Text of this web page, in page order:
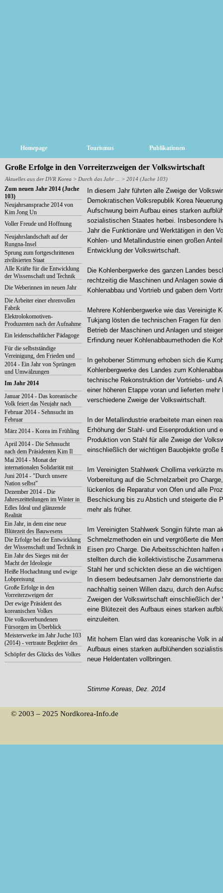
Homepage Tourismus Publikationen
Große Erfolge in den Vorreiterzweigen der Volkswirtschaft
Aktuelles aus der DVR Korea > Durch das Jahr ... > 2014 (Juche 103)
Zum neuen Jahr 2014 (Juche
103)
Neujahrsansprache 2014 von
Kim Jong Un
Voller Freude und Hoffnung
Neujahrslandschaft auf der
Rungna-Insel
Sprung zum fortgeschrittenen
zivilisierten Staat
Alle Kräfte für die Entwicklung
der Wissenschaft und Technik
Die Weberinnen im neuen Jahr
Die Arbeiter einer ehrenvollen
Fabrik
Elektrolokomotiven-
Produzenten nach der Aufnahme
der Neujahrsansprache
Ein leidenschaftlicher Pädagoge
Für die selbstständige
Vereinigung, den Frieden und
das Gedeihen Koreas
2014 - Ein Jahr von Sprüngen
und Umwälzungen
Im Jahr 2014
Januar 2014 - Das koreanische
Volk feiert das Neujahr nach
dem Mondkalender
Februar 2014 - Sehnsucht im
Februar
März 2014 - Korea im Frühling
April 2014 - Die Sehnsucht
nach dem Präsidenten Kim Il
Sung
Mai 2014 - Monat der
internationalen Solidarität mit
dem koreanischen Volk
Juni 2014 - "Durch unsere
Nation selbst"
Dezember 2014 - Die
Jahreszeitteilungen im Winter in
Korea
Edles Ideal und glänzende
Realität
Ein Jahr, in dem eine neue
Blütezeit des Bauwesens
eingeleitet worden ist
Die Erfolge bei der Entwicklung
der Wissenschaft und Technik in
diesem Jahr
Ein Jahr des Sieges mit der
Macht der Ideologie
Heiße Hochachtung und ewige
Lobpreisung
Große Erfolge in den
Vorreiterzweigen der
Volkswirtschaft
Der ewige Präsident des
koreanischen Volkes
Die volksverbundenen
Fürsorgen im Überblick
Meisterwerke im Jahr Juche 103
(2014) - vertraute Begleiter des
Volkes
Schöpfer des Glücks des Volkes
In diesem Jahr führten alle Zweige der
Demokratischen Volksrepublik Korea
Aufschwung beim Aufbau eines starken
sozialistischen Staates herbei. Insbesondere
Jahr die Funktionäre und Werktätigen in den
Kohlen- und Metallindustrie einen großen
Entwicklung der Volkswirtschaft.
Die Kohlenbergwerke des ganzen Landes
rechtzeitig die Maschinen und Anlagen sowie
Kohlenabbau und Vortrieb und gaben dem
Mehrere Kohlenbergwerke wie das Vereinigte
Tukjang lösten die technischen Fragen für den
Betrieb der Maschinen und Anlagen und
Erfindung neuer Kohlenabbaumethoden die
In gehobener Stimmung erhoben sich die
Kohlenbergwerke des Landes zum
technische Rekonstruktion der Vortriebs- und
einer höheren Etappe voran und lieferten mehr
verschiedene Zweige der Volkswirtschaft.
In der Metallindustrie erarbeitete man einen
Erhöhung der Stahl- und Eisenproduktion und
Produktion von Stahl für alle Zweige der
einschließlich der wichtigen Bauobjekte große
Im Vereinigten Stahlwerk Chollima verkürzte
Vorbereitung auf die Schmelzarbeit pro
lückenlos die Reparatur von Ofen und alle
Beschickung bis zu Abstich und steigerte die
mehr als früher.
Im Vereinigten Stahlwerk Songjin führte man
Schmelzmethoden ein und vergrößerte die
Eisen pro Charge. Die Arbeitsschichten halfen
stellten durch die kollektivistische
Stahl her und schickten diese an die wichtigen
In diesem bedeutsamen Jahr demonstrierte
nachhaltig seinen Willen dazu, durch den
Zweigen der Volkswirtschaft einschließlich der
eine Blütezeit des Aufbaus eines starken
einzuleiten.
Mit hohem Elan wird das koreanische Volk in
Aufbaus eines starken aufblühenden
neue Heldentaten vollbringen.
Stimme Koreas, Dez. 2014
© 2003 – 2025 Nordkorea-Info.de